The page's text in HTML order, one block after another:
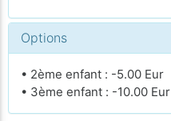
Options
• 2ème enfant : -5.00 Eur
• 3ème enfant : -10.00 Eur